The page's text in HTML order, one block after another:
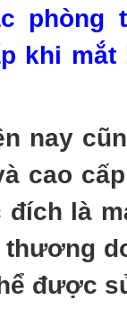
phòng
khi
nay
cao
là
được